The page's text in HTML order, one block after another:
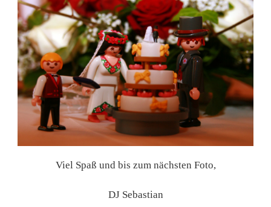
Viel Spaß und bis zum nächsten Foto,
DJ Sebastian